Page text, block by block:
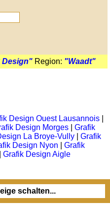
Design" Region: "Waadt"
Design Ouest Lausannois
Design Morges
Grafik
La Broye-Vully
Grafik
Design Nyon
Grafik
Grafik Design Aigle
schalten...